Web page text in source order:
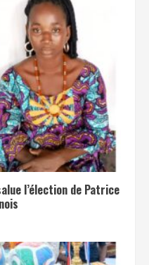
l’élection de Patrice